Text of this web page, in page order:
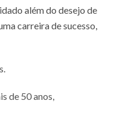
além do desejo de
carreira de sucesso,
de 50 anos,